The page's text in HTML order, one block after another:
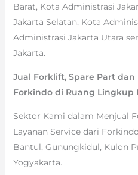
Barat, Kota Administrasi
Jakarta Selatan, Kota
Administrasi Jakarta Utara
Jakarta.
Jual Forklift, Spare Part dan
Forkindo di Ruang Lingkup
Sektor Kami dalam Menjual
Layanan Service dari
Bantul, Gunungkidul, Kulon
Yogyakarta.